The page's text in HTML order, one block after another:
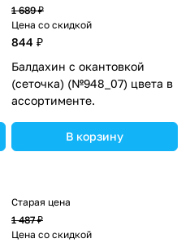
1 689 ₽
Цена со скидкой
844 ₽
Балдахин с окантовкой
(сеточка) (№948_07) цвета в
ассортименте.
В корзину
Старая цена
1 487 ₽
Цена со скидкой